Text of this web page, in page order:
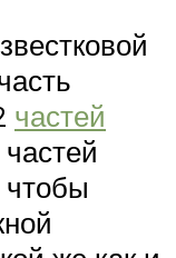
частей